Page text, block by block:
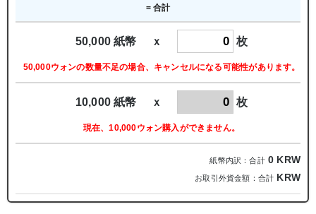
= 合計
50,000 紙幣 ｘ 枚
50,000ウォンの数量不足の場合、キャンセルになる可能性があります。
10,000 紙幣 ｘ 枚
現在、10,000ウォン購入ができません。
紙幣内訳：合計 0 KRW
お取引外貨金額：合計 KRW